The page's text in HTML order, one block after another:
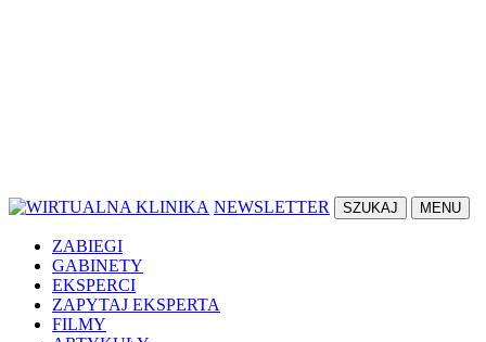
NEWSLETTER SZUKAJ MENU
ZABIEGI
GABINETY
EKSPERCI
ZAPYTAJ EKSPERTA
FILMY